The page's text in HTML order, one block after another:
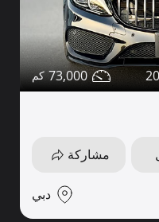
73,000
مشاركة
دبي